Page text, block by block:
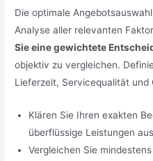
Die optimale
Analyse aller relevanten
Sie eine gewichtete
objektiv zu vergleichen.
Lieferzeit, Servicequalität und
Klären Sie Ihren exakten
überflüssige Leistungen
Vergleichen Sie